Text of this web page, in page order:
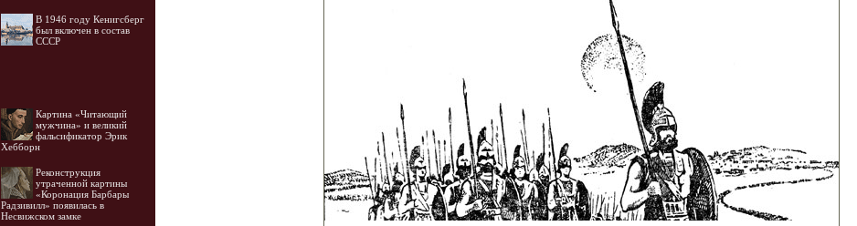
В 1946 году Кенигсберг
был включен в состав
СССР
Картина «Читающий
мужчина» и великий
фальсификатор Эрик
Хебборн
Реконструкция
утраченной картины
«Коронация Барбары
Радзивилл» появилась в
Несвижском замке